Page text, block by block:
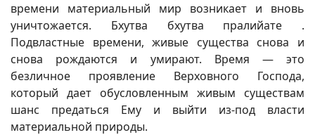
времени материальный мир возникает и вновь
уничтожается. Бхутва бхутва пралийате .
Подвластные времени, живые существа снова и
снова рождаются и умирают. Время — это
безличное проявление Верховного Господа,
который дает обусловленным живым существам
шанс предаться Ему и выйти из-под власти
материальной природы.